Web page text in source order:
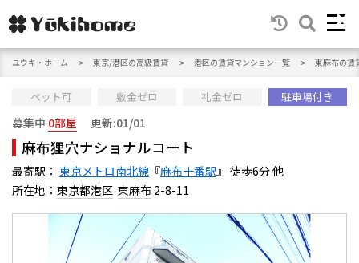
ユウキ・ホーム 東京/港区の高級賃貸 港区の賃貸マンション一覧 東麻布の賃
ペット可 敷金ゼロ 礼金ゼロ 駐車場付き
募集中 0部屋 更新:01/01
麻布狸穴ナショナルコート
最寄駅： 東京メトロ南北線 『麻布十番駅 』 徒歩6分 他
所在地： 東京都港区 東麻布 2-8-11